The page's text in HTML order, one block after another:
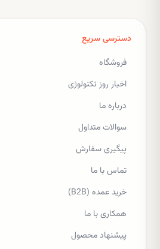
دسترسی سریع
فروشگاه
اخبار روز تکنولوژی
درباره ما
سوالات متداول
پیگیری سفارش
تماس با ما
خرید عمده (B2B)
همکاری با ما
پیشنهاد محصول